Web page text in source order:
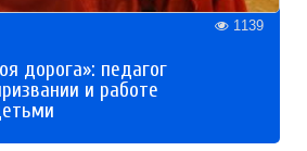
1139
дорога»: педагог
и работе